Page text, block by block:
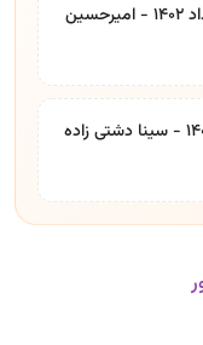
تحلیل ویدیویی آزمون ماز فیزیک ۱۲ - ۵ مرداد ۱۴۰۲ - امیرحسین
تحلیل ویدیویی آزمون ماز شیمی ۵ مرداد ۱۴۰۲ - سینا دشتی زاده